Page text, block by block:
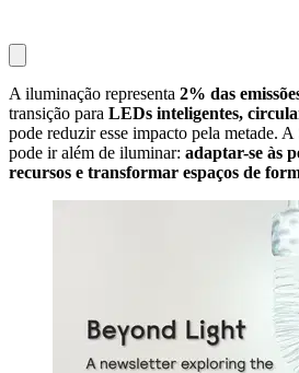
A iluminação representa 2% das
transição para LEDs inteligentes,
pode reduzir esse impacto pela metade.
pode ir além de iluminar: adaptar-se às
recursos e transformar espaços de